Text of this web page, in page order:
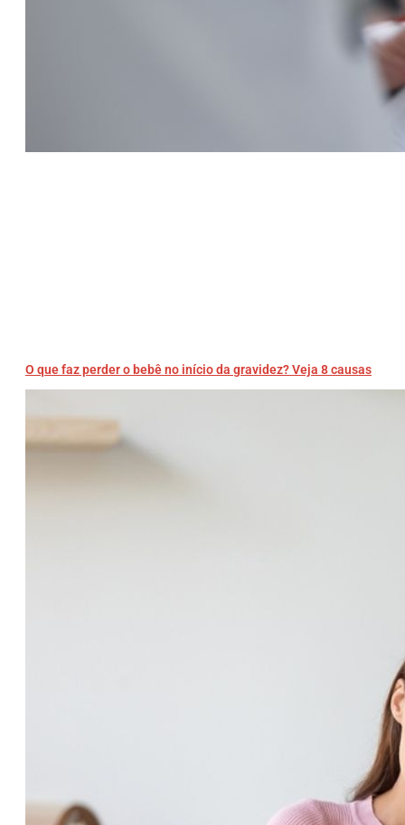
O que faz perder o bebê no início da gravidez? Veja 8 causas